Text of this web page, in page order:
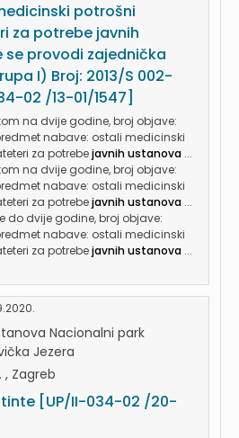
potrošni
za potrebe javnih
se provodi zajednička
I) Broj: 2013/S 002-
02 /13-01/1547]
na dvije godine, broj objave:
nabave: ostali medicinski
za potrebejavnih ustanova ...
na dvije godine, broj objave:
nabave: ostali medicinski
za potrebejavnih ustanova ...
do dvije godine, broj objave:
nabave: ostali medicinski
za potrebejavnih ustanova ...
Nacionalni park
Jezera
, Zagreb
[UP/II-034-02 /20-